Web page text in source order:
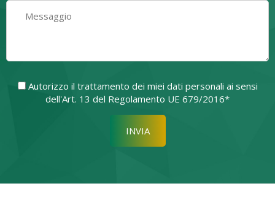
Autorizzo il trattamento dei miei dati personali ai sensi
dell'Art. 13 del Regolamento UE 679/2016*
Si prega di lasciare vuoto